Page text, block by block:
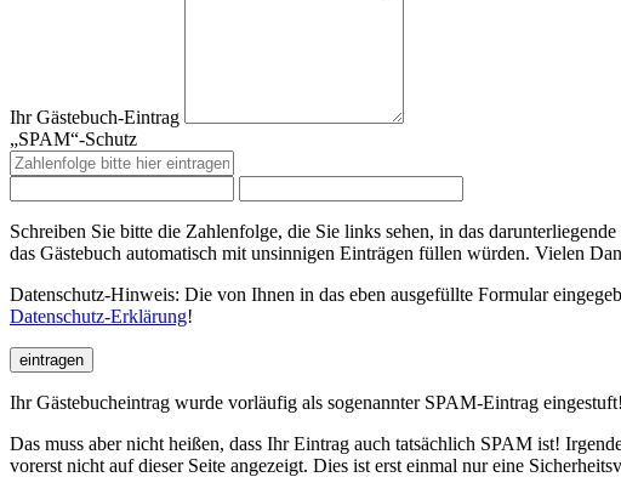
Ihr Gästebuch-Eintrag
„SPAM“-Schutz
Schreiben Sie bitte die Zahlenfolge, die Sie links sehen, in das
das Gästebuch automatisch mit unsinnigen Einträgen füllen würden. Vielen
Datenschutz-Hinweis: Die von Ihnen in das eben ausgefüllte Formular
Datenschutz-Erklärung!
eintragen
Ihr Gästebucheintrag wurde vorläufig als sogenannter SPAM-Eintrag eingestuft!
Das muss aber nicht heißen, dass Ihr Eintrag auch tatsächlich SPAM ist!
vorerst nicht auf dieser Seite angezeigt. Dies ist erst einmal nur eine